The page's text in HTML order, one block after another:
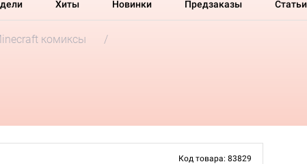
Хиты Новинки Предзаказы Статьи
комиксы
Код товара: 83829